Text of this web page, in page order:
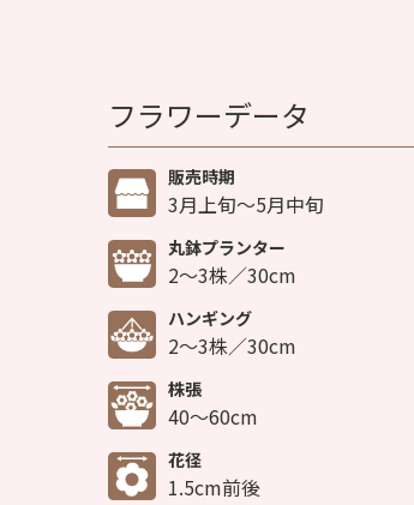
フラワーデータ
販売時期
3月上旬～5月中旬
丸鉢プランター
2～3株／30cm
ハンギング
2～3株／30cm
株張
40～60cm
花径
1.5cm前後